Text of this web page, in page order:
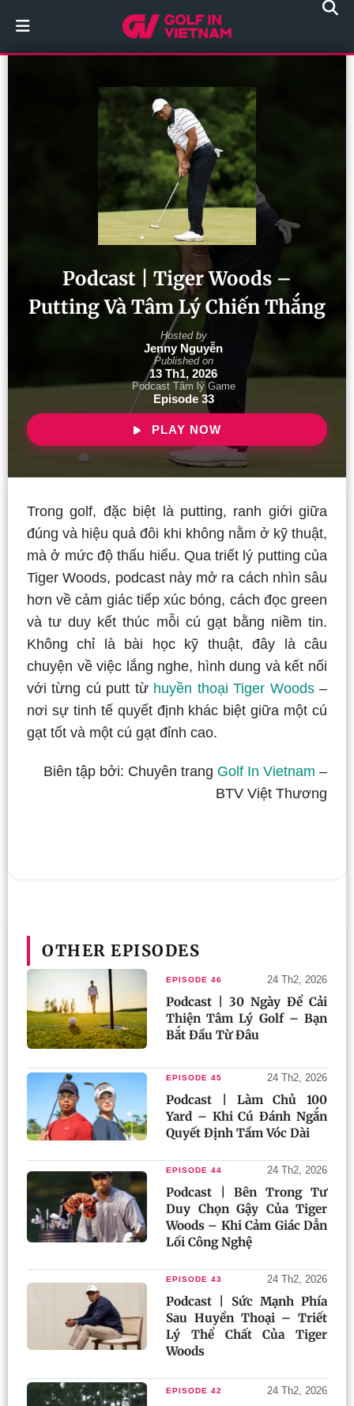
Podcast | Tiger Woods –
Putting Và Tâm Lý Chiến Thắng
Hosted by
Jenny Nguyễn
Published on
13 Th1, 2026
Podcast Tâm lý Game
Episode 33
PLAY NOW
Trong golf, đặc biệt là putting, ranh giới giữa
đúng và hiệu quả đôi khi không nằm ở kỹ thuật,
mà ở mức độ thấu hiểu. Qua triết lý putting của
Tiger Woods, podcast này mở ra cách nhìn sâu
hơn về cảm giác tiếp xúc bóng, cách đọc green
và tư duy kết thúc mỗi cú gạt bằng niềm tin.
Không chỉ là bài học kỹ thuật, đây là câu
chuyện về việc lắng nghe, hình dung và kết nối
với từng cú putt từ huyền thoại Tiger Woods–
nơi sự tinh tế quyết định khác biệt giữa một cú
gạt tốt và một cú gạt đỉnh cao.
Biên tập bởi: Chuyên trang Golf In Vietnam –
BTV Việt Thương
OTHER EPISODES
EPISODE 46 24 Th2, 2026
Podcast | 30 Ngày Để Cải
Thiện Tâm Lý Golf – Bạn
Bắt Đầu Từ Đâu
EPISODE 45 24 Th2, 2026
Podcast | Làm Chủ 100
Yard – Khi Cú Đánh Ngắn
Quyết Định Tầm Vóc Dài
EPISODE 44 24 Th2, 2026
Podcast | Bên Trong Tư
Duy Chọn Gậy Của Tiger
Woods – Khi Cảm Giác Dẫn
Lối Công Nghệ
EPISODE 43 24 Th2, 2026
Podcast | Sức Mạnh Phía
Sau Huyền Thoại – Triết
Lý Thể Chất Của Tiger
Woods
EPISODE 42 24 Th2, 2026